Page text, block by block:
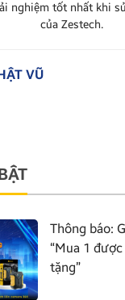
nghiệm tốt nhất khi
của Zestech.
VŨ
Thông báo:
“Mua 1
tặng”